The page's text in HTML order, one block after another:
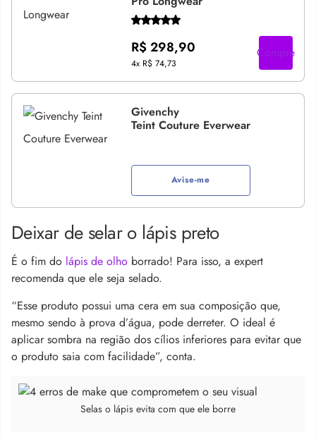
R$ 298,90
4x R$ 74,73
Compre
Givenchy
Teint Couture Everwear
Avise-me
Deixar de selar o lápis preto
É o fim do lápis de olho borrado! Para isso, a expert
recomenda que ele seja selado.
“Esse produto possui uma cera em sua composição que,
mesmo sendo à prova d’água, pode derreter. O ideal é
aplicar sombra na região dos cílios inferiores para evitar que
o produto saia com facilidade”, conta.
Selas o lápis evita com que ele borre